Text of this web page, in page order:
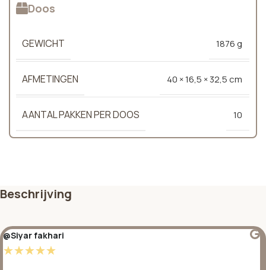
Doos
GEWICHT 1876 g
AFMETINGEN 40 × 16,5 × 32,5 cm
AANTAL PAKKEN PER DOOS 10
Beschrijving
@Siyar fakhari
☆☆☆☆☆